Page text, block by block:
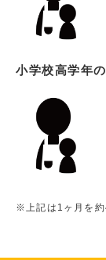
小学校高学年
※上記は1ヶ月を約